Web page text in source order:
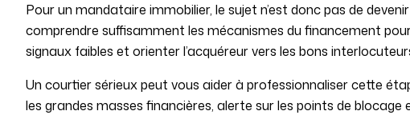
Pour un mandataire immobilier, le sujet n’est donc pas de
comprendre suffisamment les mécanismes du financement
signaux faibles et orienter l’acquéreur vers les bons
Un courtier sérieux peut vous aider à professionnaliser cette
les grandes masses financières, alerte sur les points de blocage